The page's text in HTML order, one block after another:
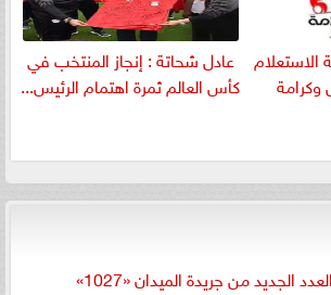
الاستعلام
عادل شحاتة : إنجاز المنتخب في
كأس العالم ثمرة اهتمام الرئيس...
العدد الجديد من جريدة الميدان «1027»